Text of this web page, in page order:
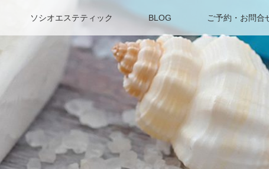
ソシオエステティック BLOG ご予約・お問合